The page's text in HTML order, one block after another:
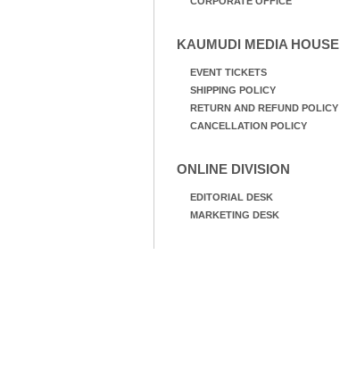
KAUMUDI MEDIA HOUSE
EVENT TICKETS
SHIPPING POLICY
RETURN AND REFUND POLICY
CANCELLATION POLICY
ONLINE DIVISION
EDITORIAL DESK
MARKETING DESK